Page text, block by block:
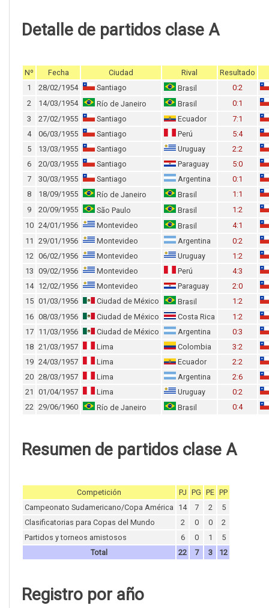
Detalle de partidos clase A
Nº Fecha Ciudad Rival
Resultado
1
28/02/1954 Santiago Brasil
0:2
2
14/03/1954 Río de Janeiro Brasil
0:1
3
27/02/1955 Santiago Ecuador
7:1
4
06/03/1955 Santiago Perú
5:4
5
13/03/1955 Santiago Uruguay
2:2
6
20/03/1955 Santiago Paraguay
5:0
7
30/03/1955 Santiago Argentina
0:1
8
18/09/1955 Río de Janeiro Brasil
1:1
9
20/09/1955 São Paulo Brasil
1:2
10 24/01/1956 Montevideo Brasil
4:1
11
29/01/1956 Montevideo Argentina
0:2
12 06/02/1956 Montevideo Uruguay
1:2
13 09/02/1956 Montevideo Perú
4:3
14
12/02/1956 Montevideo Paraguay
2:0
15 01/03/1956 Ciudad de México Brasil
1:2
16 08/03/1956 Ciudad de México Costa Rica
1:2
17
11/03/1956 Ciudad de México Argentina
0:3
18 21/03/1957 Lima Colombia
3:2
19 24/03/1957 Lima Ecuador
2:2
20 28/03/1957 Lima Argentina
2:6
21
01/04/1957 Lima Uruguay
0:2
22 29/06/1960 Río de Janeiro Brasil 0:4
Resumen de partidos clase A
Competición PJ PG PE PP
Campeonato Sudamericano/Copa América
14 7 2
5
Clasificatorias para Copas del Mundo
2 0 0
2
Partidos y torneos amistosos
6 0 1
5
Total
22 7 3 12
Registro por año